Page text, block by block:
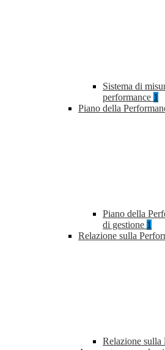
Sistema di
performance 1
Piano della
Piano della
di gestione 1
Relazione sulla
Relazione sulla